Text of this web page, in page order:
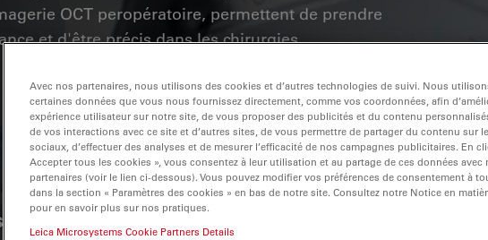
OCT peropératoire, permettent de prendre
et d'être précis dans les chirurgies
A Guide to OCT
Avec nos partenaires, nous utilisons des cookies et d’autres technologies de suivi. Nous
certaines données que vous nous fournissez directement, comme vos coordonnées, afin
expérience utilisateur sur notre site, de vous proposer des publicités et du contenu
de vos interactions avec ce site et d’autres sites, de vous permettre de partager du contenu sur
sociaux, d’effectuer des analyses et de mesurer l’efficacité de nos campagnes publicitaires. En
Accepter tous les cookies », vous consentez à leur utilisation et au partage de ces données avec
partenaires (voir le lien ci-dessous). Vous pouvez modifier vos préférences de consentement à
dans la section « Paramètres des cookies » en bas de notre site. Consultez notre Notice en
pour en savoir plus sur nos pratiques.
Leica Microsystems Cookie Partners Details